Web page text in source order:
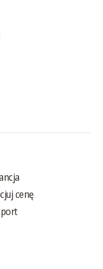
cenę